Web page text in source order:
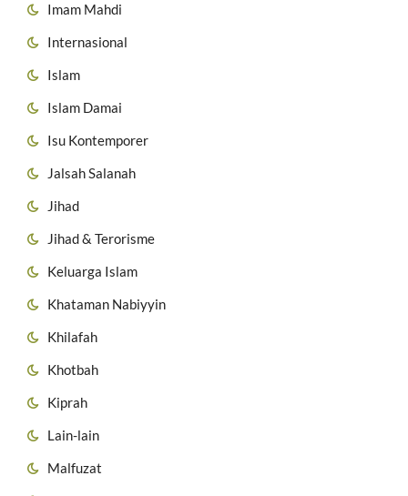
Imam Mahdi
Internasional
Islam
Islam Damai
Isu Kontemporer
Jalsah Salanah
Jihad
Jihad & Terorisme
Keluarga Islam
Khataman Nabiyyin
Khilafah
Khotbah
Kiprah
Lain-lain
Malfuzat